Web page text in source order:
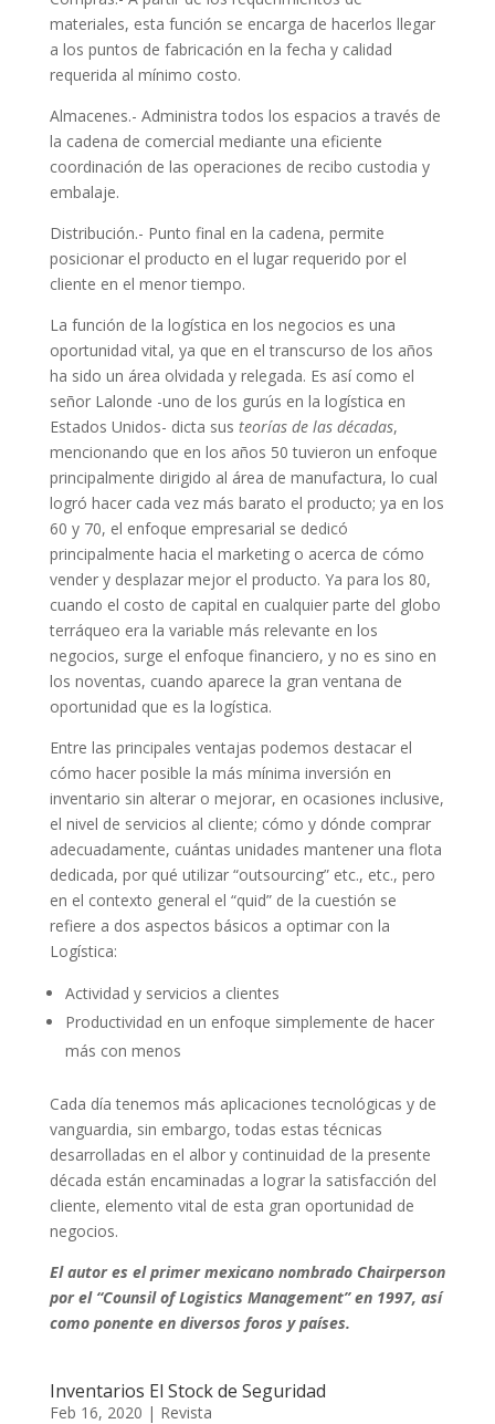
materiales, esta función se encarga de hacerlos llegar
a los puntos de fabricación en la fecha y calidad
requerida al mínimo costo.
Almacenes.- Administra todos los espacios a través de
la cadena de comercial mediante una eficiente
coordinación de las operaciones de recibo custodia y
embalaje.
Distribución.- Punto final en la cadena, permite
posicionar el producto en el lugar requerido por el
cliente en el menor tiempo.
La función de la logística en los negocios es una
oportunidad vital, ya que en el transcurso de los años
ha sido un área olvidada y relegada. Es así como el
señor Lalonde -uno de los gurús en la logística en
Estados Unidos- dicta sus teorías de las décadas,
mencionando que en los años 50 tuvieron un enfoque
principalmente dirigido al área de manufactura, lo cual
logró hacer cada vez más barato el producto; ya en los
60 y 70, el enfoque empresarial se dedicó
principalmente hacia el marketing o acerca de cómo
vender y desplazar mejor el producto. Ya para los 80,
cuando el costo de capital en cualquier parte del globo
terráqueo era la variable más relevante en los
negocios, surge el enfoque financiero, y no es sino en
los noventas, cuando aparece la gran ventana de
oportunidad que es la logística.
Entre las principales ventajas podemos destacar el
cómo hacer posible la más mínima inversión en
inventario sin alterar o mejorar, en ocasiones inclusive,
el nivel de servicios al cliente; cómo y dónde comprar
adecuadamente, cuántas unidades mantener una flota
dedicada, por qué utilizar “outsourcing” etc., etc., pero
en el contexto general el “quid” de la cuestión se
refiere a dos aspectos básicos a optimar con la
Logística:
Actividad y servicios a clientes
Productividad en un enfoque simplemente de hacer
más con menos
Cada día tenemos más aplicaciones tecnológicas y de
vanguardia, sin embargo, todas estas técnicas
desarrolladas en el albor y continuidad de la presente
década están encaminadas a lograr la satisfacción del
cliente, elemento vital de esta gran oportunidad de
negocios.
El autor es el primer mexicano nombrado Chairperson
por el “Counsil of Logistics Management” en 1997, así
como ponente en diversos foros y países.
Inventarios El Stock de Seguridad
Feb 16, 2020 | Revista